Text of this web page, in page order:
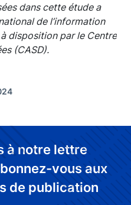
dans cette étude a
de l’information
disposition par le Centre
(CASD).
à notre lettre
vous aux
de publication